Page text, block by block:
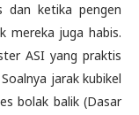
ketika pengen
mereka juga habis.
ASI yang praktis
jarak kubikel
bolak balik (Dasar